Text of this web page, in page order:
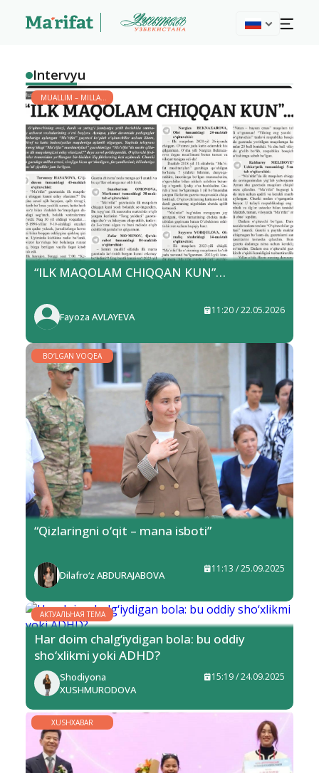
Intervyu
MUALLIM – MILLAT
YULDUZI
“ILK MAQOLAM CHIQQAN KUN”…
Fayoza AVLAYEVA
11:20 / 22.05.2026
BO‘LGAN VOQEA
“Qizlaringni o‘qit – mana isboti”
Dilafro‘z ABDURAJABOVA
11:13 / 25.09.2025
АКТУАЛЬНАЯ ТЕМА
Har doim chalg‘iydigan bola: bu oddiy
sho‘xlikmi yoki ADHD?
Shodiyona
XUSHMURODOVA
15:19 / 24.09.2025
XUSHXABAR